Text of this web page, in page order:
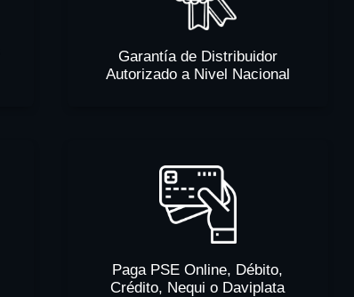
Garantía de Distribuidor
Autorizado a Nivel Nacional
Paga PSE Online, Débito,
Crédito, Nequi o Daviplata